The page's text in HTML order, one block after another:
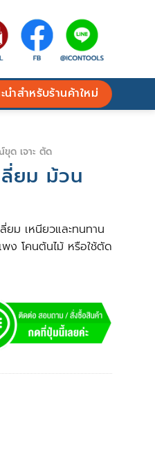
นำสำหรับร้านค้าใหม่
ด เจาะ ตัด
ยม ม้วน
ม เหนียวและทนทาน
ง โคนต้นไม้ หรือใช้ตัด